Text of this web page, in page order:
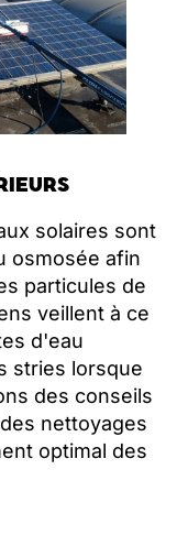
solaires sont
osmosée afin
particules de
veillent à ce
d'eau
stries lorsque
des conseils
nettoyages
optimal des